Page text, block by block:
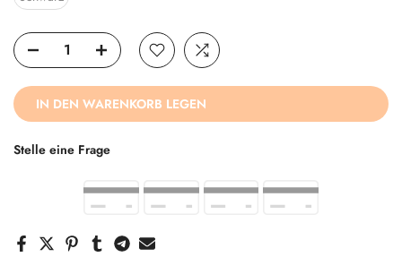
IN DEN WARENKORB LEGEN
Stelle eine Frage